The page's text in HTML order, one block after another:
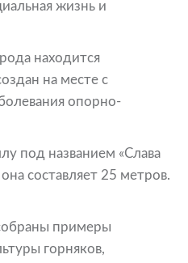
жизнь и
находится
на месте с
опорно-
под названием «Слава
составляет 25 метров.
примеры
горняков,